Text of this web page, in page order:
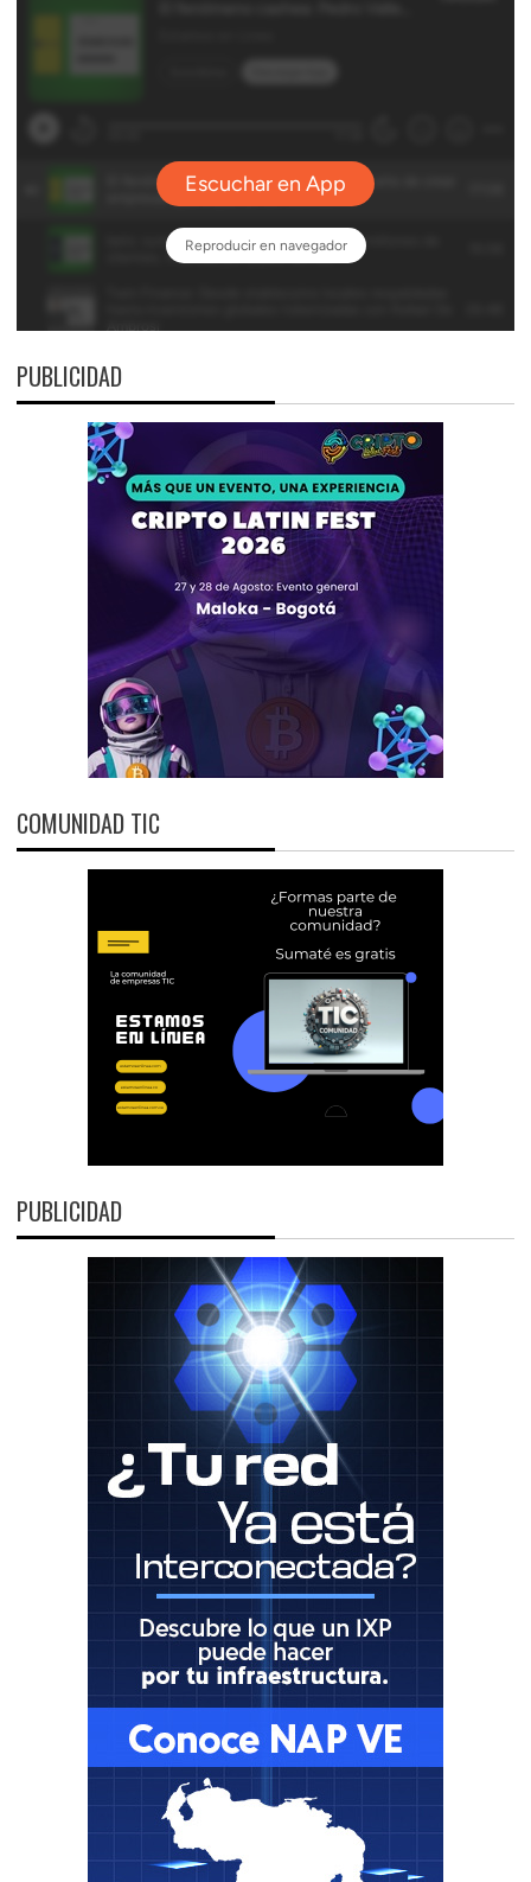
PUBLICIDAD
COMUNIDAD TIC
PUBLICIDAD